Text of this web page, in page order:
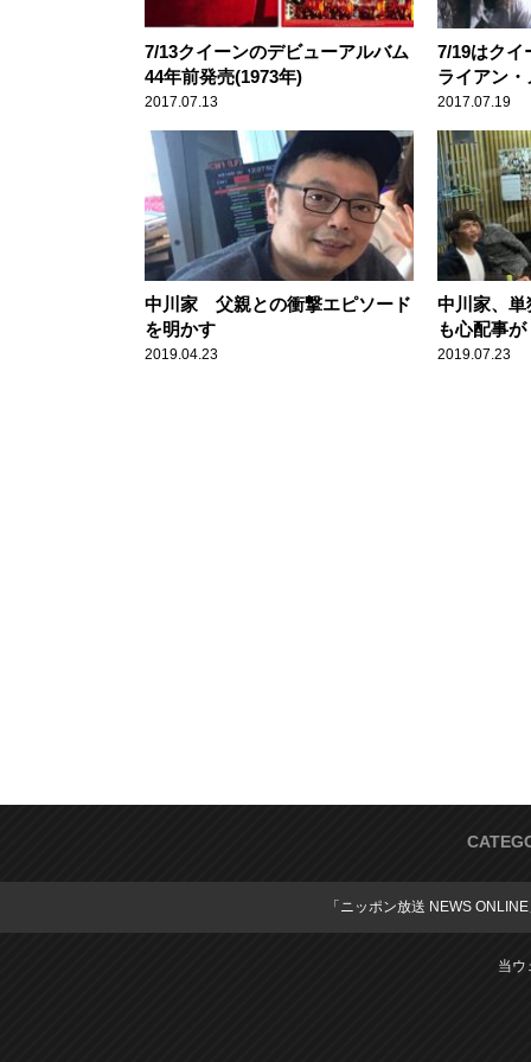
7/13クイーンのデビューアルバム
44年前発売(1973年)
2017.07.13
7/19はクイ
ライアン
日【大人
2017.07.19
中川家 父親との衝撃エピソード
を明かす
2019.04.23
中川家、
も心配事が
2019.07.23
「ニッポン放送 NEWS
当ウ